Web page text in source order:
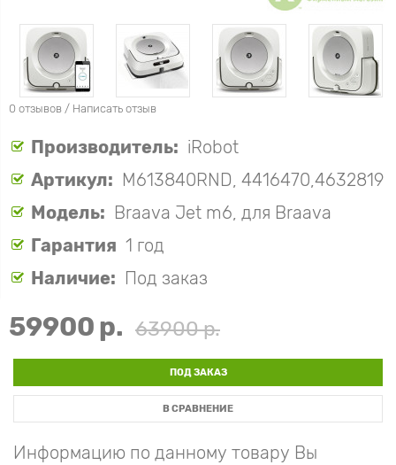
0 отзывов / Написать отзыв
Производитель: iRobot
Артикул: M613840RND, 4416470,4632819
Модель: Braava Jet m6, для Braava
Гарантия 1 год
Наличие: Под заказ
59900 р. 63900 р.
ПОД ЗАКАЗ
В СРАВНЕНИЕ
Информацию по данному товару Вы